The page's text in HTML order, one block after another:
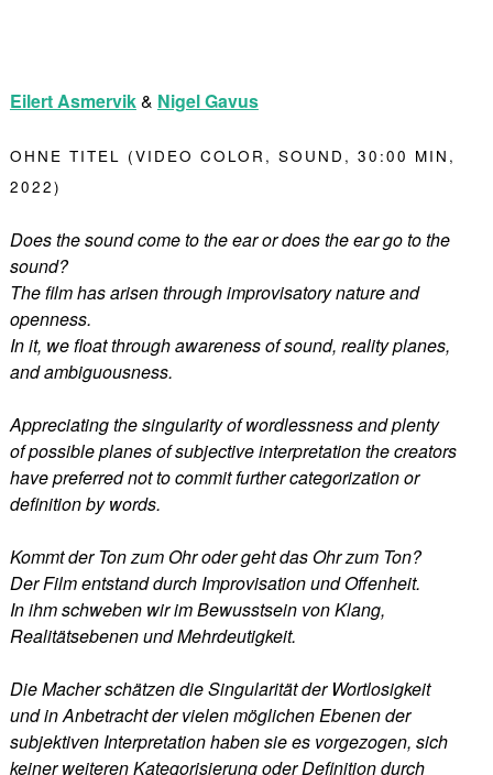
Eilert Asmervik& Nigel Gavus
OHNE TITEL (VIDEO COLOR, SOUND, 30:00 MIN,
2022)
Does the sound come to the ear or does the ear go to the
sound?
The film has arisen through improvisatory nature and
openness.
In it, we float through awareness of sound, reality planes,
and ambiguousness.
Appreciating the singularity of wordlessness and plenty
of possible planes of subjective interpretation the creators
have preferred not to commit further categorization or
definition by words.
Kommt der Ton zum Ohr oder geht das Ohr zum Ton?
Der Film entstand durch Improvisation und Offenheit.
In ihm schweben wir im Bewusstsein von Klang,
Realitätsebenen und Mehrdeutigkeit.
Die Macher schätzen die Singularität der Wortlosigkeit
und in Anbetracht der vielen möglichen Ebenen der
subjektiven Interpretation haben sie es vorgezogen, sich
keiner weiteren Kategorisierung oder Definition durch